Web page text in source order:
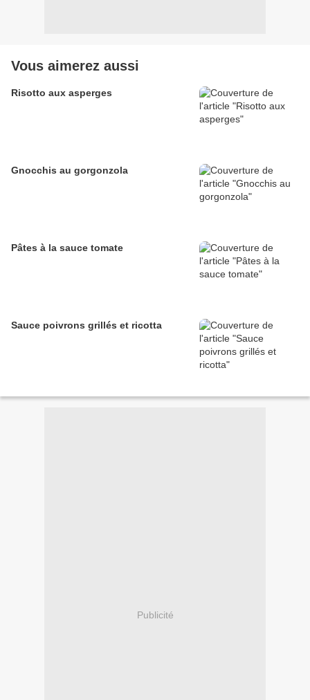
Vous aimerez aussi
Risotto aux asperges
Gnocchis au gorgonzola
Pâtes à la sauce tomate
Sauce poivrons grillés et ricotta
Publicité